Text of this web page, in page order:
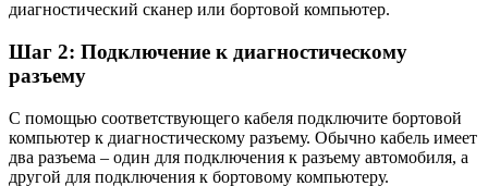
диагностический сканер или бортовой компьютер.
Шаг 2: Подключение к диагностическому
разъему
С помощью соответствующего кабеля подключите бортовой
компьютер к диагностическому разъему. Обычно кабель имеет
два разъема – один для подключения к разъему автомобиля, а
другой для подключения к бортовому компьютеру.